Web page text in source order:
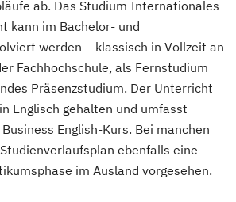
ab. Das Studium Internationales
kann im Bachelor- und
werden – klassisch in Vollzeit an
Fachhochschule, als Fernstudium
Präsenzstudium. Der Unterricht
Englisch gehalten und umfasst
English-Kurs. Bei manchen
ebenfalls eine
im Ausland vorgesehen.